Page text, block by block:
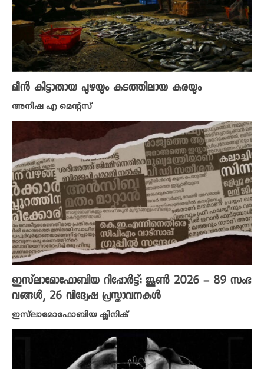
മീൻ കിട്ടാതായ പുഴയും കടത്തിലായ കരയും
അനിഷ എ മെന്റസ്
ഇസ്‌ലാമോഫോബിയ റിപ്പോർട്ട്: ജൂൺ 2026 – 89 സംഭ
വങ്ങൾ, 26 വിദ്വേഷ പ്രസ്താവനകൾ
ഇസ്‌ലാമോഫോബിയ ക്ലിനിക്